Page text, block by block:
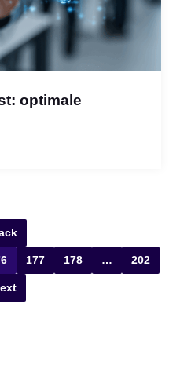
optimale
177 178 … 202